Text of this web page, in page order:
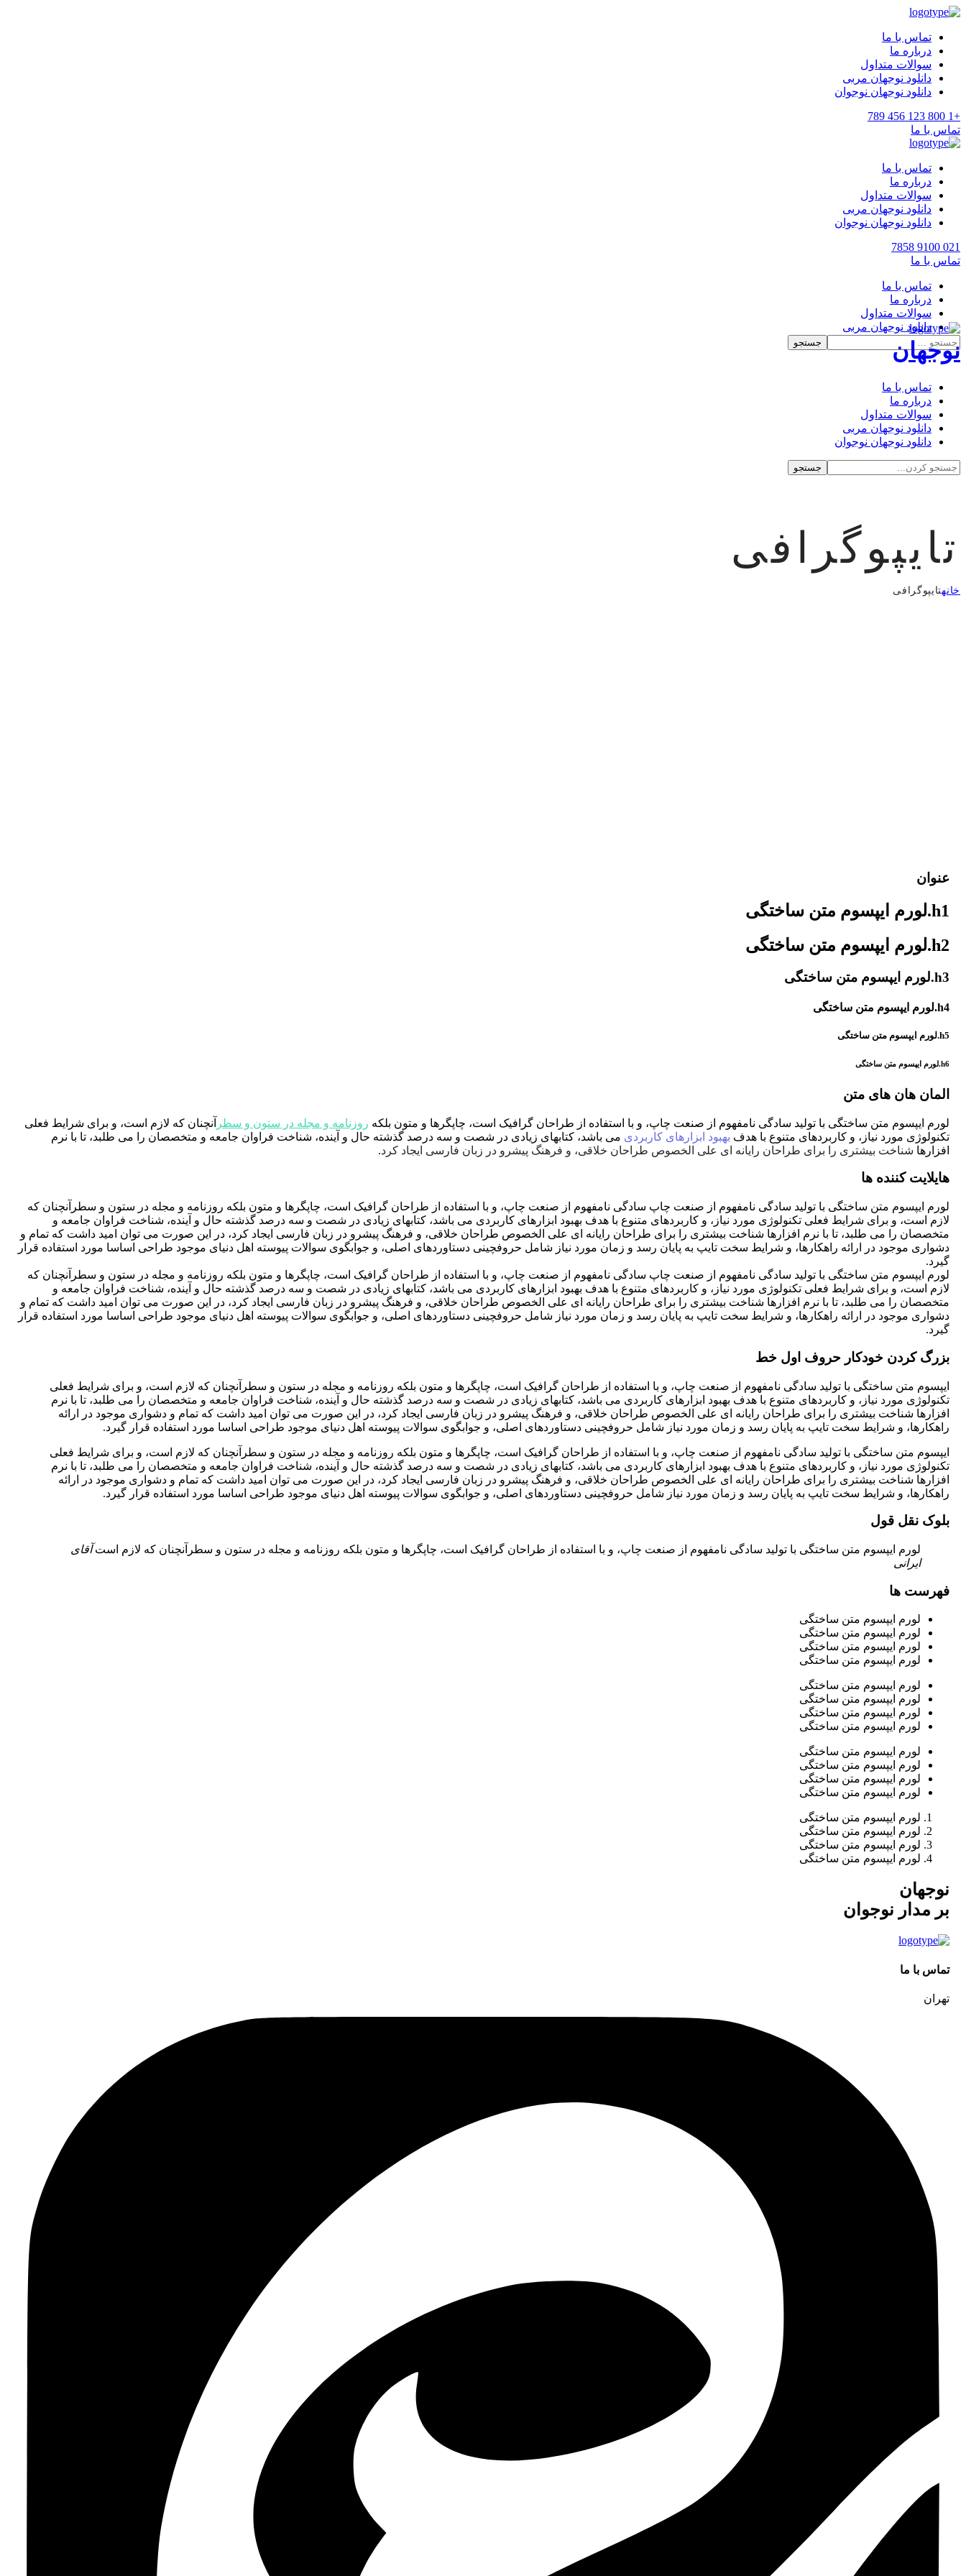
تماس با ما
درباره ما
سوالات متداول
دانلود نوجهان مربی
دانلود نوجهان نوجوان
+1 800 123 456 789
تماس با ما
تماس با ما
درباره ما
سوالات متداول
دانلود نوجهان مربی
دانلود نوجهان نوجوان
021 9100 7858
تماس با ما
تماس با ما
درباره ما
سوالات متداول
دانلود نوجهان مربی
دانلود نوجهان نوجوان
نوجهان
تماس با ما
درباره ما
سوالات متداول
دانلود نوجهان مربی
دانلود نوجهان نوجوان
تایپوگرافی
خانهتایپوگرافی
عنوان
h1.لورم ایپسوم متن ساختگی
h2.لورم ایپسوم متن ساختگی
h3.لورم ایپسوم متن ساختگی
h4.لورم ایپسوم متن ساختگی
h5.لورم ایپسوم متن ساختگی
h6.لورم ایپسوم متن ساختگی
المان هان های متن
لورم ایپسوم متن ساختگی با تولید سادگی نامفهوم از صنعت چاپ، و با استفاده از طراحان گرافیک است، چاپگرها و متون بلکه روزنامه و مجله در ستون و سطر آنچنان که لازم است، و برای شرایط فعلی
تکنولوژی مورد نیاز، و کاربردهای متنوع با هدف بهبود ابزارهای کاربردی می باشد، کتابهای زیادی در شصت و سه درصد گذشته حال و آینده، شناخت فراوان جامعه و متخصصان را می طلبد، تا با نرم
افزارها شناخت بیشتری را برای طراحان رایانه ای علی الخصوص طراحان خلاقی، و فرهنگ پیشرو در زبان فارسی ایجاد کرد.
هایلایت کننده ها
لورم ایپسوم متن ساختگی با تولید سادگی نامفهوم از صنعت چاپ سادگی نامفهوم از صنعت چاپ، و با استفاده از طراحان گرافیک است، چاپگرها و متون بلکه روزنامه و مجله در ستون و سطرآنچنان که
لازم است، و برای شرایط فعلی تکنولوژی مورد نیاز، و کاربردهای متنوع با هدف بهبود ابزارهای کاربردی می باشد، کتابهای زیادی در شصت و سه درصد گذشته حال و آینده، شناخت فراوان جامعه و
متخصصان را می طلبد، تا با نرم افزارها شناخت بیشتری را برای طراحان رایانه ای علی الخصوص طراحان خلاقی، و فرهنگ پیشرو در زبان فارسی ایجاد کرد، در این صورت می توان امید داشت که تمام و
دشواری موجود در ارائه راهکارها، و شرایط سخت تایپ به پایان رسد و زمان مورد نیاز شامل حروفچینی دستاوردهای اصلی، و جوابگوی سوالات پیوسته اهل دنیای موجود طراحی اساسا مورد استفاده قرار
گیرد.
لورم ایپسوم متن ساختگی با تولید سادگی نامفهوم از صنعت چاپ سادگی نامفهوم از صنعت چاپ، و با استفاده از طراحان گرافیک است، چاپگرها و متون بلکه روزنامه و مجله در ستون و سطرآنچنان که
لازم است، و برای شرایط فعلی تکنولوژی مورد نیاز، و کاربردهای متنوع با هدف بهبود ابزارهای کاربردی می باشد، کتابهای زیادی در شصت و سه درصد گذشته حال و آینده، شناخت فراوان جامعه و
متخصصان را می طلبد، تا با نرم افزارها شناخت بیشتری را برای طراحان رایانه ای علی الخصوص طراحان خلاقی، و فرهنگ پیشرو در زبان فارسی ایجاد کرد، در این صورت می توان امید داشت که تمام و
دشواری موجود در ارائه راهکارها، و شرایط سخت تایپ به پایان رسد و زمان مورد نیاز شامل حروفچینی دستاوردهای اصلی، و جوابگوی سوالات پیوسته اهل دنیای موجود طراحی اساسا مورد استفاده قرار
گیرد.
بزرگ کردن خودکار حروف اول خط
یپسوم متن ساختگی با تولید سادگی نامفهوم از صنعت چاپ، و با استفاده از طراحان گرافیک است، چاپگرها و متون بلکه روزنامه و مجله در ستون و سطرآنچنان که لازم است، و برای شرایط فعلی
تکنولوژی مورد نیاز، و کاربردهای متنوع با هدف بهبود ابزارهای کاربردی می باشد، کتابهای زیادی در شصت و سه درصد گذشته حال و آینده، شناخت فراوان جامعه و متخصصان را می طلبد، تا با نرم
افزارها شناخت بیشتری را برای طراحان رایانه ای علی الخصوص طراحان خلاقی، و فرهنگ پیشرو در زبان فارسی ایجاد کرد، در این صورت می توان امید داشت که تمام و دشواری موجود در ارائه
راهکارها، و شرایط سخت تایپ به پایان رسد و زمان مورد نیاز شامل حروفچینی دستاوردهای اصلی، و جوابگوی سوالات پیوسته اهل دنیای موجود طراحی اساسا مورد استفاده قرار گیرد.
یپسوم متن ساختگی با تولید سادگی نامفهوم از صنعت چاپ، و با استفاده از طراحان گرافیک است، چاپگرها و متون بلکه روزنامه و مجله در ستون و سطرآنچنان که لازم است، و برای شرایط فعلی
تکنولوژی مورد نیاز، و کاربردهای متنوع با هدف بهبود ابزارهای کاربردی می باشد، کتابهای زیادی در شصت و سه درصد گذشته حال و آینده، شناخت فراوان جامعه و متخصصان را می طلبد، تا با نرم
افزارها شناخت بیشتری را برای طراحان رایانه ای علی الخصوص طراحان خلاقی، و فرهنگ پیشرو در زبان فارسی ایجاد کرد، در این صورت می توان امید داشت که تمام و دشواری موجود در ارائه
راهکارها، و شرایط سخت تایپ به پایان رسد و زمان مورد نیاز شامل حروفچینی دستاوردهای اصلی، و جوابگوی سوالات پیوسته اهل دنیای موجود طراحی اساسا مورد استفاده قرار گیرد.
بلوک نقل قول
لورم ایپسوم متن ساختگی با تولید سادگی نامفهوم از صنعت چاپ، و با استفاده از طراحان گرافیک است، چاپگرها و متون بلکه روزنامه و مجله در ستون و سطرآنچنان که لازم استآقای
ایرانی
فهرست ها
لورم ایپسوم متن ساختگی
لورم ایپسوم متن ساختگی
لورم ایپسوم متن ساختگی
لورم ایپسوم متن ساختگی
لورم ایپسوم متن ساختگی
لورم ایپسوم متن ساختگی
لورم ایپسوم متن ساختگی
لورم ایپسوم متن ساختگی
لورم ایپسوم متن ساختگی
لورم ایپسوم متن ساختگی
لورم ایپسوم متن ساختگی
لورم ایپسوم متن ساختگی
لورم ایپسوم متن ساختگی
لورم ایپسوم متن ساختگی
لورم ایپسوم متن ساختگی
لورم ایپسوم متن ساختگی
نوجهان
بر مدار نوجوان
تماس با ما
تهران